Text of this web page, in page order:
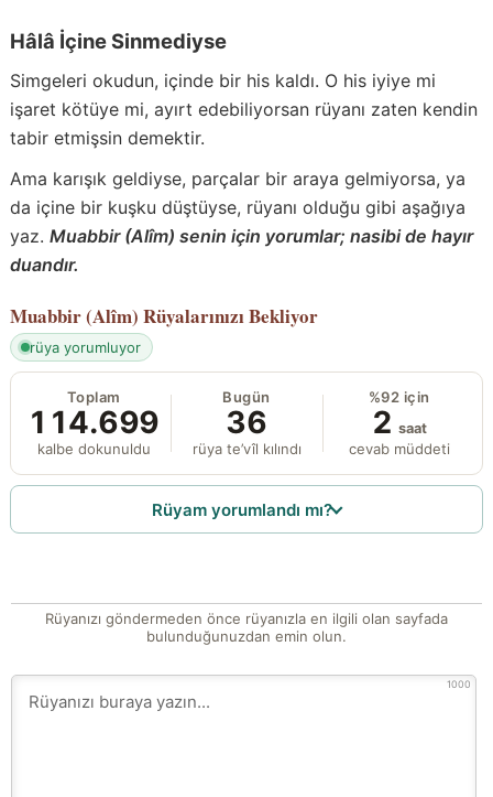
Hâlâ İçine Sinmediyse
Simgeleri okudun, içinde bir his kaldı. O his iyiye mi
işaret kötüye mi, ayırt edebiliyorsan rüyanı zaten kendin
tabir etmişsin demektir.
Ama karışık geldiyse, parçalar bir araya gelmiyorsa, ya
da içine bir kuşku düştüyse, rüyanı olduğu gibi aşağıya
yaz. Muabbir (Alîm) senin için yorumlar; nasibi de hayır
duandır.
Muabbir (Alîm) Rüyalarınızı Bekliyor
rüya yorumluyor
Toplam
114.699
kalbe dokunuldu
Bugün
36
rüya te’vîl kılındı
%92 için
2 saat
cevab müddeti
Rüyam yorumlandı mı?
Rüyanızı göndermeden önce rüyanızla en ilgili olan sayfada
bulunduğunuzdan emin olun.
1000